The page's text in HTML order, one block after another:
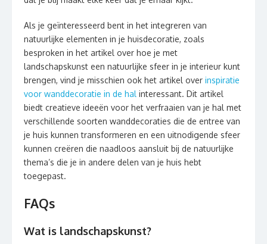
Als je geïnteresseerd bent in het integreren van
natuurlijke elementen in je huisdecoratie, zoals
besproken in het artikel over hoe je met
landschapskunst een natuurlijke sfeer in je interieur kunt
brengen, vind je misschien ook het artikel over inspiratie
voor wanddecoratie in de hal interessant. Dit artikel
biedt creatieve ideeën voor het verfraaien van je hal met
verschillende soorten wanddecoraties die de entree van
je huis kunnen transformeren en een uitnodigende sfeer
kunnen creëren die naadloos aansluit bij de natuurlijke
thema’s die je in andere delen van je huis hebt
toegepast.
FAQs
Wat is landschapskunst?